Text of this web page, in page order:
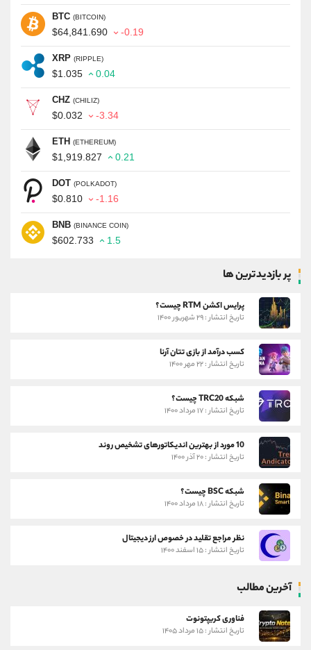
BTC (BITCOIN)
$64,841.690 -0.19
XRP (RIPPLE)
$1.035 0.04
CHZ (CHILIZ)
$0.032 -3.34
ETH (ETHEREUM)
$1,919.827 0.21
DOT (POLKADOT)
$0.810 -1.16
BNB (BINANCE COIN)
$602.733 1.5
پر بازدیدترین ها
پرایس اکشن RTM چیست؟
تاریخ انتشار : ۲۹ شهریور ۱۴۰۰
کسب درآمد از بازی تتان آرنا
تاریخ انتشار : ۲۲ مهر ۱۴۰۰
شبکه TRC20 چیست؟
تاریخ انتشار : ۱۷ مرداد ۱۴۰۰
10 مورد از بهترین اندیکاتورهای تشخیص روند
تاریخ انتشار : ۲۰ آذر ۱۴۰۰
شبکه BSC چیست؟
تاریخ انتشار : ۱۸ مرداد ۱۴۰۰
نظر مراجع تقلید در خصوص ارز دیجیتال
تاریخ انتشار : ۱۵ اسفند ۱۴۰۰
آخرین مطالب
فناوری کریپتونوت
تاریخ انتشار : ۱۵ مرداد ۱۴۰۵